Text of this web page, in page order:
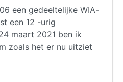
een gedeeltelijke WIA-
een 12 -urig
maart 2021 ben ik
zoals het er nu uitziet